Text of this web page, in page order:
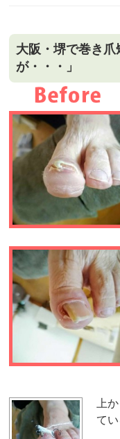
大阪・堺で巻き
が・・・」
上
てい